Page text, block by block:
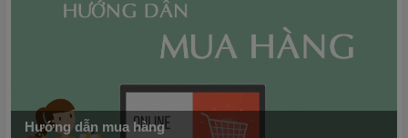
Hướng dẫn mua hàng